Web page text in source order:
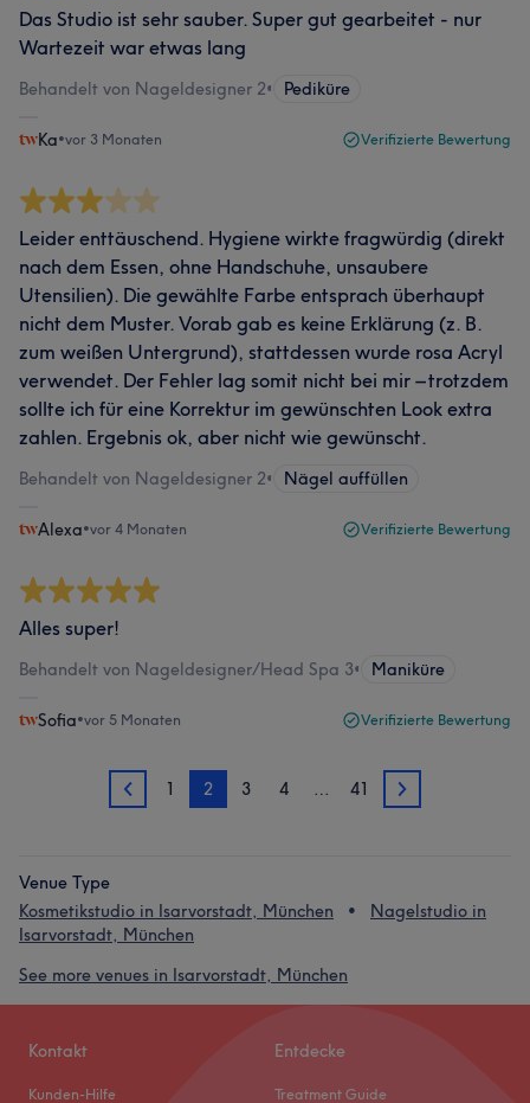
Das Studio ist sehr sauber. Super gut gearbeitet - nur
Wartezeit war etwas lang
Behandelt von Nageldesigner 2• Pediküre
Ka•vor 3 Monaten Verifizierte Bewertung
Leider enttäuschend. Hygiene wirkte fragwürdig (direkt
nach dem Essen, ohne Handschuhe, unsaubere
Utensilien). Die gewählte Farbe entsprach überhaupt
nicht dem Muster. Vorab gab es keine Erklärung (z. B.
zum weißen Untergrund), stattdessen wurde rosa Acryl
verwendet. Der Fehler lag somit nicht bei mir – trotzdem
sollte ich für eine Korrektur im gewünschten Look extra
zahlen. Ergebnis ok, aber nicht wie gewünscht.
Behandelt von Nageldesigner 2• Nägel auffüllen
Alexa•vor 4 Monaten Verifizierte Bewertung
Alles super!
Behandelt von Nageldesigner/Head Spa 3• Maniküre
Sofia•vor 5 Monaten Verifizierte Bewertung
1 1 2 3 4 … 41 3
Venue Type
Kosmetikstudio in Isarvorstadt, München
Nagelstudio in
Isarvorstadt, München
See more venues in Isarvorstadt, München
Kontakt
Kunden-Hilfe
Entdecke
Treatment Guide